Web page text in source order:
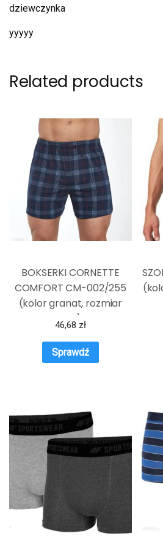
dziewczynka
yyyyy
Related products
BOKSERKI CORNETTE
COMFORT CM-002/255
(kolor granat, rozmiar
XXL)
46,68 zł
Sprawdź